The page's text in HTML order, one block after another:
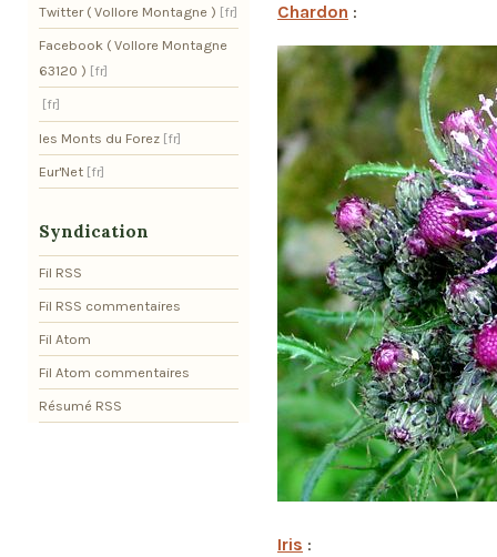
Chardon :
Iris :
Twitter ( Vollore Montagne )
Facebook ( Vollore Montagne
63120 )
les Monts du Forez
Eur'Net
Syndication
Fil RSS
Fil RSS commentaires
Fil Atom
Fil Atom commentaires
Résumé RSS